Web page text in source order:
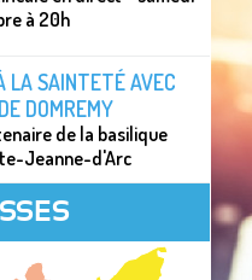
à 20h
LA SAINTETÉ AVEC
DOMREMY
de la basilique
Jeanne-d'Arc